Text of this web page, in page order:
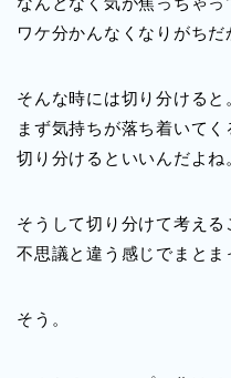
ワケ分かんなくなりがちだ
そんな時には切り分けると
まず気持ちが落ち着いてく
切り分けるといいんだよね
そうして切り分けて考える
不思議と違う感じでまとま
そう。